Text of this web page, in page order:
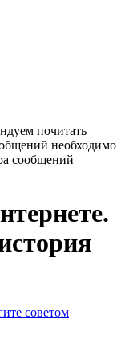
почитать
необходимо
сообщений
советом